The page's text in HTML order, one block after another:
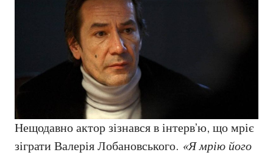
Нещодавно актор зізнався в інтерв’ю, що мріє
зіграти Валерія Лобановського. «Я мрію його